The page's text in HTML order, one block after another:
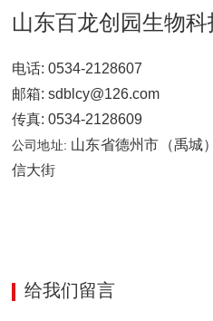
山东百龙创园生物
电话: 0534-2128607
邮箱: sdblcy@126.com
传真: 0534-2128609
公司地址: 山东省德州市（禹城
信大街
给我们留言